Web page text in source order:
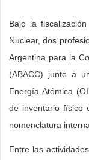
Bajo la
Nuclear, dos
Argentina para la
(ABACC) junto a
Energía Atómica
de inventario físico
nomenclatura
Entre las